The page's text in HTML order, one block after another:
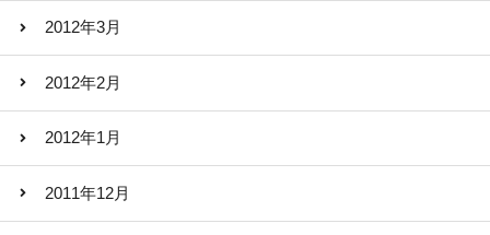
2012年3月
2012年2月
2012年1月
2011年12月